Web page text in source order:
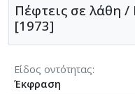
Πέφτεις σε λάθη
[1973]
Είδος οντότητας
Έκφραση